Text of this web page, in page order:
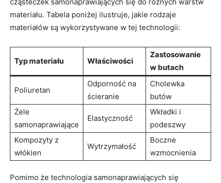
cząsteczek samonaprawiających się do różnych warstw
materiału. Tabela poniżej ilustruje, jakie rodzaje
materiałów są wykorzystywane w tej technologii:
Typ materiału Właściwości
Zastosowanie
w butach
Poliuretan
Odporność na
ścieranie
Cholewka
butów
Żele
samonaprawiające
Elastyczność
Wkładki i
podeszwy
Kompozyty z
włókien
Wytrzymałość
Boczne
wzmocnienia
Pomimo że technologia samonaprawiających się